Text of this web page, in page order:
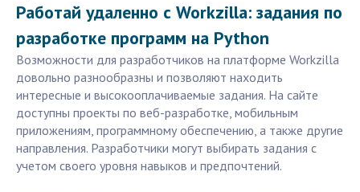
Работай удаленно с Workzilla: задания по
разработке программ на Python
Возможности для разработчиков на платформе Workzilla
довольно разнообразны и позволяют находить
интересные и высокооплачиваемые задания. На сайте
доступны проекты по веб-разработке, мобильным
приложениям, программному обеспечению, а также другие
направления. Разработчики могут выбирать задания с
учетом своего уровня навыков и предпочтений.